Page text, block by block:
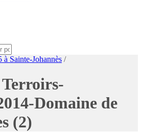
à Sainte-Johannès /
Domaine de
(2)